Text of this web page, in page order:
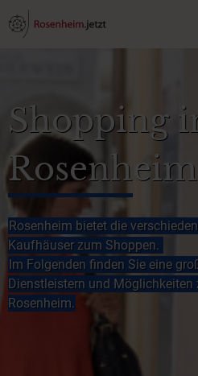
Shopping
Rosenheim
Rosenheim bietet die
Kaufhäuser zum Shoppen.
Im Folgenden finden Sie eine
Dienstleistern und
Rosenheim.